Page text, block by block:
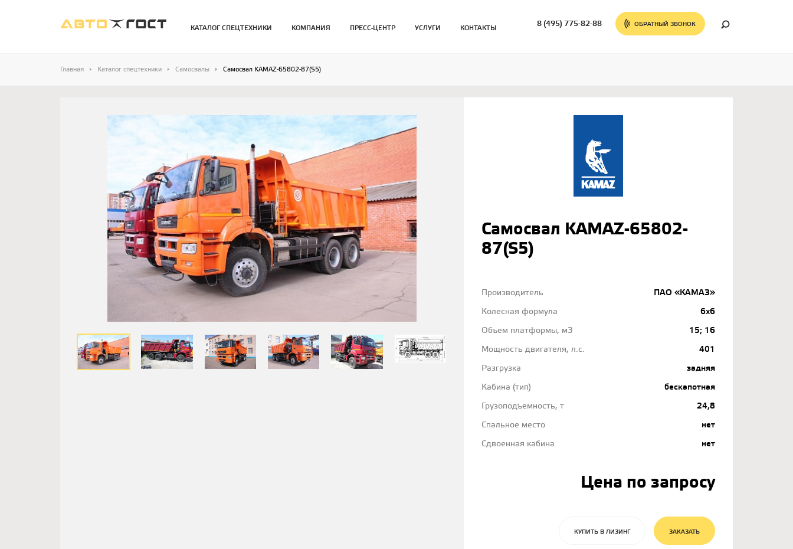
КАТАЛОГ СПЕЦТЕХНИКИ КОМПАНИЯ ПРЕСС-ЦЕНТР УСЛУГИ КОНТАКТЫ 8 (495) 775-82-88 ОБРАТНЫЙ ЗВОНОК
Главная Каталог спецтехники Самосвалы Самосвал KAMAZ-65802-87(S5)
Самосвал KAMAZ-65802-
87(S5)
Производитель
ПАО «КАМАЗ»
Колесная формула
6х6
Объем платформы, м3
15; 16
Мощность двигателя, л.с.
401
Разгрузка
задняя
Кабина (тип)
бескапотная
Грузоподъемность, т
24,8
Спальное место
нет
Сдвоенная кабина
нет
Цена по запросу
КУПИТЬ В ЛИЗИНГ ЗАКАЗАТЬ